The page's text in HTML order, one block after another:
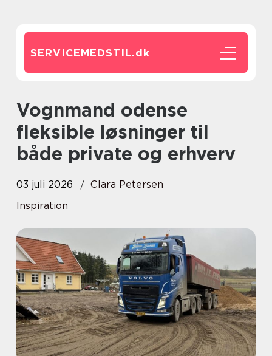
SERVICEMEDSTIL.dk
Vognmand odense
fleksible løsninger til
både private og erhverv
03 juli 2026
Clara Petersen
Inspiration